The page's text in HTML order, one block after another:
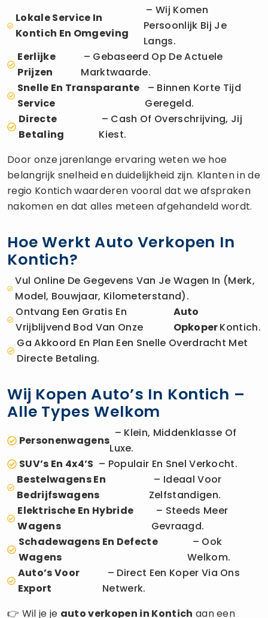
Lokale Service In
Kontich En Omgeving
– Wij Komen
Persoonlijk Bij Je
Langs.
Eerlijke
Prijzen
– Gebaseerd Op De Actuele
Marktwaarde.
Snelle En Transparante
Service
– Binnen Korte Tijd
Geregeld.
Directe
Betaling
– Cash Of Overschrijving, Jij
Kiest.
Door onze jarenlange ervaring weten we hoe
belangrijk snelheid en duidelijkheid zijn. Klanten in de
regio Kontich waarderen vooral dat we afspraken
nakomen en dat alles meteen afgehandeld wordt.
Hoe Werkt Auto Verkopen In
Kontich?
Vul Online De Gegevens Van Je Wagen In (merk,
Model, Bouwjaar, Kilometerstand).
Ontvang Een Gratis En
Vrijblijvend Bod Van Onze
Auto
OpkoperKontich.
Ga Akkoord En Plan Een Snelle Overdracht Met
Directe Betaling.
Wij Kopen Auto’s In Kontich –
Alle Types Welkom
Personenwagens
– Klein, Middenklasse Of
Luxe.
SUV’s En 4x4’s – Populair En Snel Verkocht.
Bestelwagens En
Bedrijfswagens
– Ideaal Voor
Zelfstandigen.
Elektrische En Hybride
Wagens
– Steeds Meer
Gevraagd.
Schadewagens En Defecte
Wagens
– Ook
Welkom.
Auto’s Voor
Export
– Direct Een Koper Via Ons
Netwerk.
👉 Wil je je auto verkopen in Kontich aan een